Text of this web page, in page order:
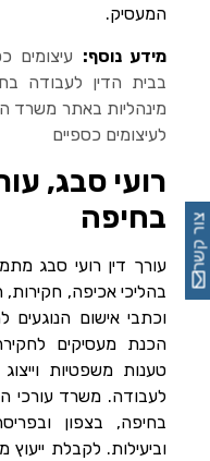
המעסיק.
מידע נוסף: עיצומים
בבית הדין לעבודה
מינהליות באתר משרד
לעיצומים כספיים
רועי סבג,
בחיפה
עורך דין רועי סבג
בהליכי אכיפה, חקירות,
וכתבי אישום הנוגעים
הכנת מעסיקים
טענות משפטיות
לעבודה. משרד עורכי
בחיפה, בצפון
וביעילות. לקבלת
צור קשר